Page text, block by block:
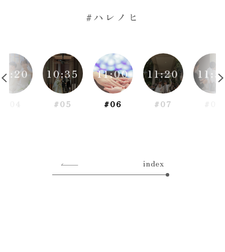
#ハレノヒ
10:35
#05
11:00
#06
11:20
#07
index